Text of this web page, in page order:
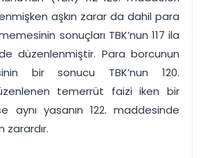
aşkın zarar da dahil para
sonuçları TBK’nun 117 ila
düzenlenmiştir. Para borcunun
bir sonucu TBK’nun 120.
temerrüt faizi iken bir
aynı yasanın 122. maddesinde
zarardır.